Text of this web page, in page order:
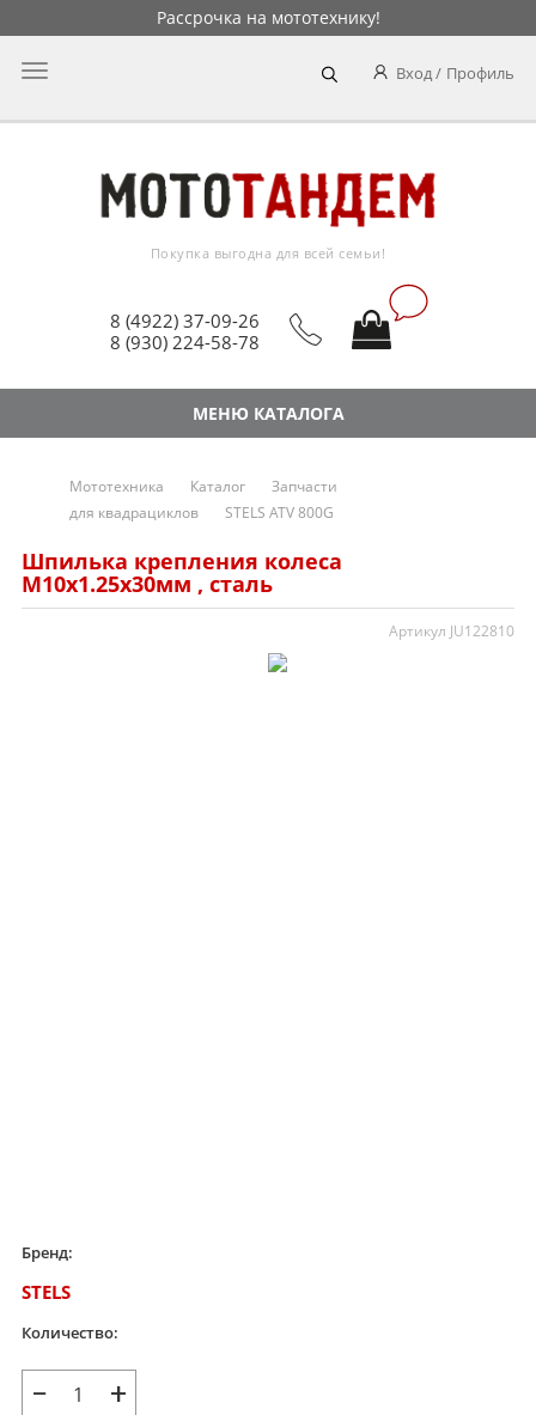
Рассрочка на мототехнику!
Вход Профиль
Главное
8 (4922) 37-09-26
8 (930) 224-58-78
Покупка выгодна для всей семьи!
МЕНЮ КАТАЛОГА
Мототехника Каталог
Запчасти
для квадрациклов
STELS ATV 800G
Шпилька крепления колеса
M10х1.25х30мм , сталь
Артикул JU122810
Бренд:
STELS
Количество:
− +